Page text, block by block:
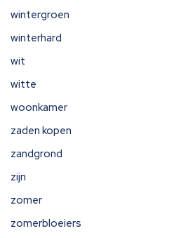
wintergroen
winterhard
wit
witte
woonkamer
zaden kopen
zandgrond
zijn
zomer
zomerbloeiers